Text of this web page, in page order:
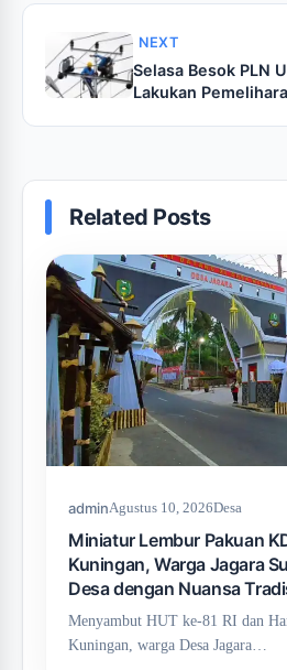
NEXT
Selasa Besok PLN
Lakukan
Related Posts
adminAgustus 10, 2026Desa
Miniatur Lembur Pakuan
Kuningan, Warga Jagara
Desa dengan Nuansa
Menyambut HUT ke-81 RI dan
Kuningan, warga Desa Jagara…